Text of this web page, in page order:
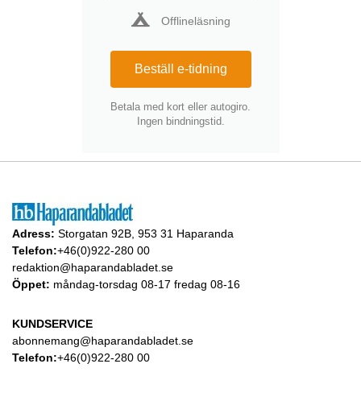
Offlineläsning
Beställ e-tidning
Betala med kort eller autogiro.
Ingen bindningstid.
Adress: Storgatan 92B, 953 31 Haparanda
Telefon:+46(0)922-280 00
redaktion@haparandabladet.se
Öppet: måndag-torsdag 08-17 fredag 08-16
KUNDSERVICE
abonnemang@haparandabladet.se
Telefon:+46(0)922-280 00